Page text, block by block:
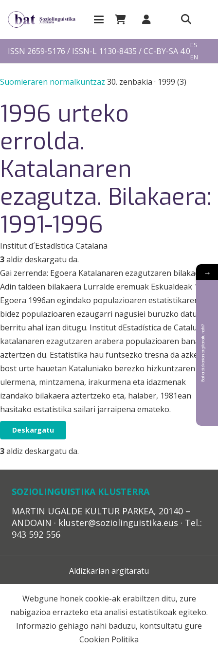
ISSN 2659-5176 / ISSN-L 1130-8435 / CC-BY-SA 4.0
ES
EN
Suomieraren normalkuntzaz 30. zenbakia · 1999 (3)
1996 urteko
errolda.
Katalanaren
ezagutza. Bilakaera:
1991-1996
Institut d´Estadística Catalana
3aldiz deskargatu da.
Gai zerrenda: Egoera Katalanaren ezagutzaren bilakaera
Adin taldeen bilakaera Lurralde eremuak Eskualdeak 1.
Egoera 1996an egindako populazioaren estatistikaren
bidez populazioaren ezaugarri nagusiei buruzko datuak
berritu ahal izan ditugu. Institut dEstadística de Catalunya-k
katalanaren ezagutzaren arabera populazioaren banaketa
aztertzen du. Estatistika hau funtsezko tresna da azken
bost urte hauetan Kataluniako berezko hizkuntzaren
ulermena, mintzamena, irakurmena eta idazmenak
izandako bilakaera aztertzeko eta, halaber, 1981ean
hasitako estatistika sailari jarraipena emateko.
Deskargatu
3aldiz deskargatu da.
SOZIOLINGUISTIKA KLUSTERRA
MARTIN UGALDE KULTUR PARKEA, 20140 –
ANDOAIN · kluster@soziolinguistika.eus · Tel.:
943 592 556
Aldizkarian argitaratu
Lege Oharra
Harpidetza
Webgune honek cookie-ak erabiltzen ditu, zure
nabigazioa errazteko eta analisi estatistikoak egiteko.
Informazio gehiago nahi baduzu, kontsultatu gure
Cookien Politika
→
Bat aldizkarian argitaratu nahi?